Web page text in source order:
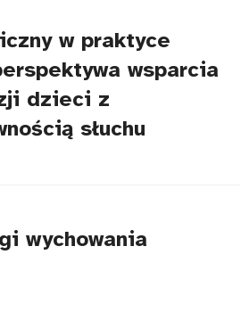
w praktyce
wsparcia
dzieci z
słuchu
wychowania